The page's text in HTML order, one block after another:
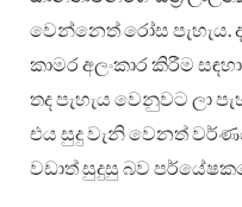
වෙන්නෙත් රෝස පැහැය.
කාමර අලංකාර කිරීම
තද පැහැය වෙනුවට ලා
එය සුදු වැනි වෙනත්
වඩාත් සුදුසු බව